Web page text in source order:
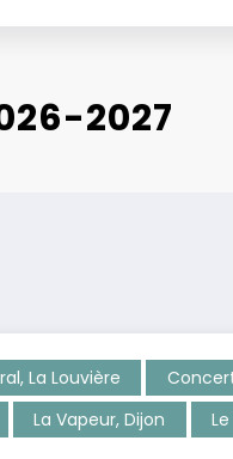
2027
La Louvière
La Vapeur, Dijon